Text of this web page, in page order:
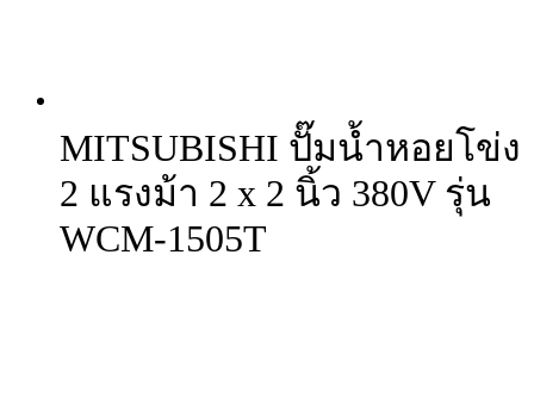
MITSUBISHI ปั๊มน้ำหอยโข่ง
2 แรงม้า 2 x 2 นิ้ว 380V รุ่น
WCM-1505T